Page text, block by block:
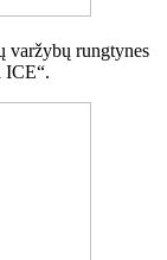
varžybų rungtynes
ICE“.